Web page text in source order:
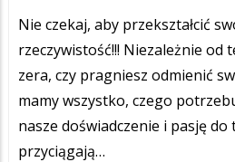
Nie czekaj, aby przekształcić
rzeczywistość!!! Niezależnie od
zera, czy pragniesz odmienić
mamy wszystko, czego
nasze doświadczenie i pasję
przyciągają…